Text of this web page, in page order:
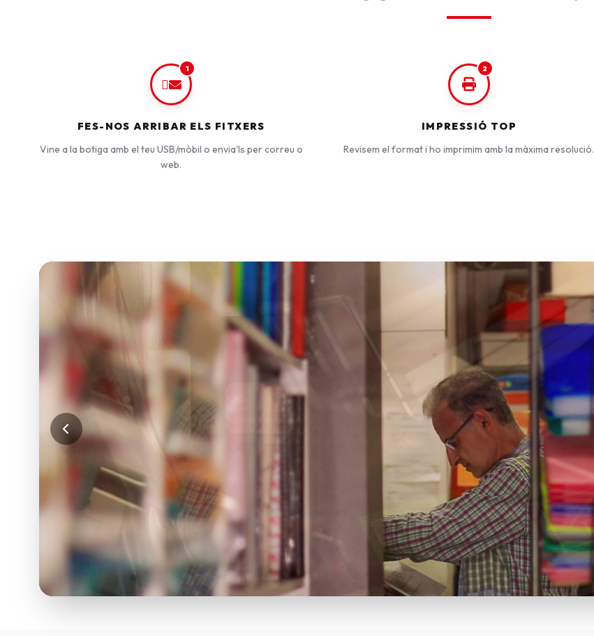
1
FES-NOS ARRIBAR ELS FITXERS
Vine a la botiga amb el teu USB/mòbil o envia'ls per correu o
web.
2
IMPRESSIÓ TOP
Revisem el format i ho imprimim amb la màxima resolució.